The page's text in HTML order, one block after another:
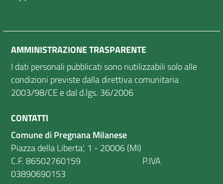
AMMINISTRAZIONE TRASPARENTE
I dati personali pubblicati sono riutilizzabili solo alle
condizioni previste dalla direttiva comunitaria
2003/98/CE e dal d.lgs. 36/2006
CONTATTI
Comune di Pregnana Milanese
Piazza della Liberta', 1 - 20006 (MI)
C.F. 86502760159 P.IVA
03890690153